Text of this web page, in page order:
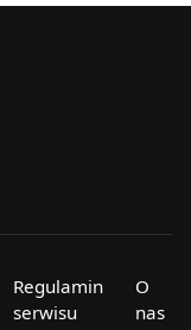
Regulamin
serwisu
O
nas